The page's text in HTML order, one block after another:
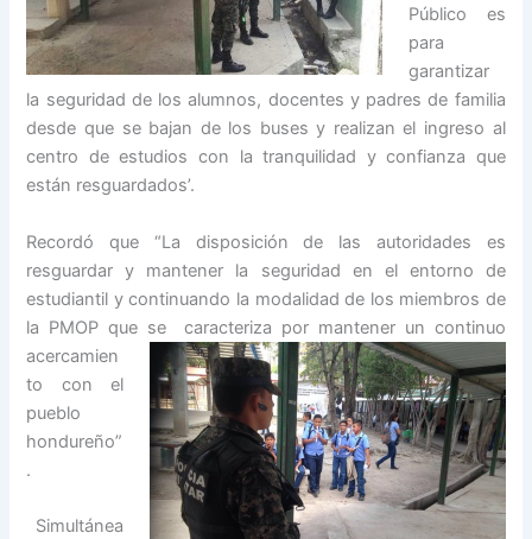
Público es
para
garantizar
la seguridad de los alumnos, docentes y padres de familia
desde que se bajan de los buses y realizan el ingreso al
centro de estudios con la tranquilidad y confianza que
están resguardados’.
Recordó que “La disposición de las autoridades es
resguardar y mantener la seguridad en el entorno de
estudiantil y continuando la modalidad de los miembros de
la PMOP que se
caracteriza por mantener un continuo
acercamien
to con el
pueblo
hondureño”
.
Simultánea